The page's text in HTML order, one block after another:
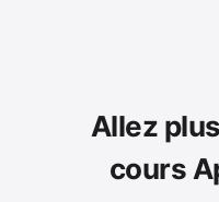
Allez
cours